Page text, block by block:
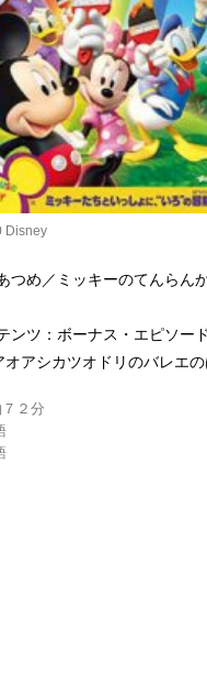
つめ／ミッキーのてんらん
ンツ：ボーナス・エピソ
オアシカツオドリのバレエ
２分